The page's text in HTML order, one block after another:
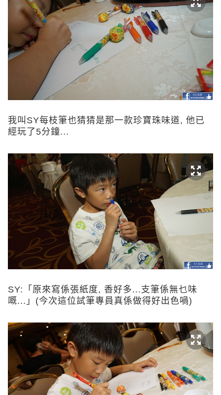
我叫SY每枝筆也猜猜是那一款珍寶珠味道, 他已
經玩了5分鐘...
SY:「原來寫係張紙度, 香好多...支筆係無乜味
嘅...」(今次這位試筆專員真係做得好出色喎)